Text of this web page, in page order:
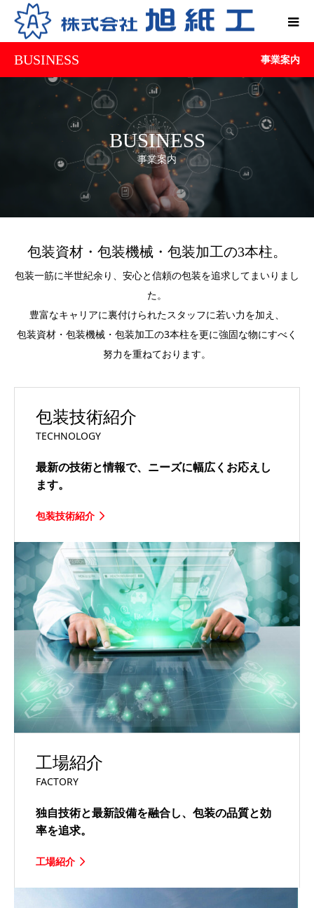
BUSINESS 事業案内
BUSINESS
事業案内
包装資材・包装機械・包装加工の3本柱。
包装一筋に半世紀余り、安心と信頼の包装を追求してまいりまし
た。
豊富なキャリアに裏付けられたスタッフに若い力を加え、
包装資材・包装機械・包装加工の3本柱を更に強固な物にすべく
努力を重ねております。
包装技術紹介
TECHNOLOGY
最新の技術と情報で、ニーズに幅広くお応えし
ます。
包装技術紹介
工場紹介
FACTORY
独自技術と最新設備を融合し、包装の品質と効
率を追求。
工場紹介